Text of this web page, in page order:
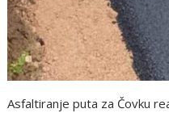
Asfaltiranje puta za Čovku